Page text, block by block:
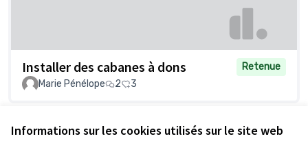
Informations sur les cookies utilisés sur le site web
Installer des cabanes à dons
Retenue
Marie Pénélope
2 3
Voir toutes les propositions retirées